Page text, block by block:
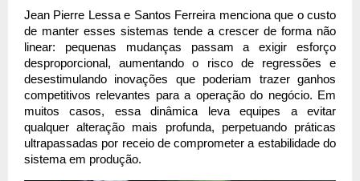
Jean Pierre Lessa e Santos Ferreira menciona que o custo
de manter esses sistemas tende a crescer de forma não
linear: pequenas mudanças passam a exigir esforço
desproporcional, aumentando o risco de regressões e
desestimulando inovações que poderiam trazer ganhos
competitivos relevantes para a operação do negócio. Em
muitos casos, essa dinâmica leva equipes a evitar
qualquer alteração mais profunda, perpetuando práticas
ultrapassadas por receio de comprometer a estabilidade do
sistema em produção.